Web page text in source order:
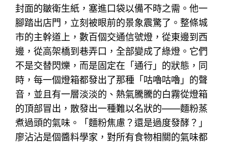
封面的皺衛生紙，塞進口袋以備不時之需。他一
腳踏出店門，立刻被眼前的景象震驚了。整條城
市的主幹道上，數百個交通信號燈，從東邊到西
邊，從高架橋到巷弄口，全部變成了綠燈。它們
不是交替閃爍，而是固定在「通行」的狀態，同
時，每一個燈箱都發出了那種「咕嚕咕嚕」的聲
音，並且有一層淡淡的、熱氣騰騰的白霧從燈箱
的頂部冒出，散發出一種難以名狀的——麵粉蒸
煮過頭的氣味。「麵粉焦慮？還是過度發酵？」
廖沾沾是個醬料學家，對所有食物相關的氣味都